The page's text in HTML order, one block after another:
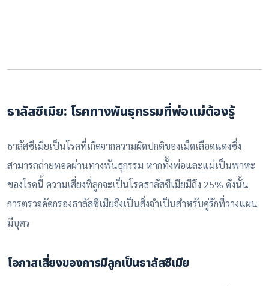
ธาลัสซีเมีย: โรคทางพันธุกรรมที่พ่อแม่ต้องรู้
ธาลัสซีเมียเป็นโรคที่เกิดจากความผิดปกติของเม็ดเลือดแดงซึ่ง
สามารถถ่ายทอดผ่านทางพันธุกรรม หากทั้งพ่อและแม่เป็นพาหะ
ของโรคนี้ ความเสี่ยงที่ลูกจะเป็นโรคธาลัสซีเมียมีถึง 25% ดังนั้น
การตรวจคัดกรองธาลัสซีเมียจึงเป็นสิ่งจำเป็นสำหรับคู่รักที่วางแผน
มีบุตร
โอกาสเสี่ยงของการมีลูกเป็นธาลัสซีเมีย